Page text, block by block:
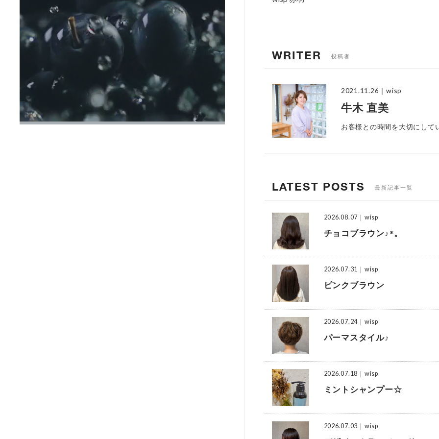
WRITER 投稿者
2021.11.26 ｜wisp
牛木 直美
お客様との時間を大切にして
LATEST POSTS 最新記事一覧
2026.08.07 ｜wisp
チョコブラウン♪*。
2026.07.31 ｜wisp
ピンクブラウン
2026.07.24 ｜wisp
パーマスタイル♪
2026.07.18 ｜wisp
ミントシャンプー☆
2026.07.03 ｜wisp